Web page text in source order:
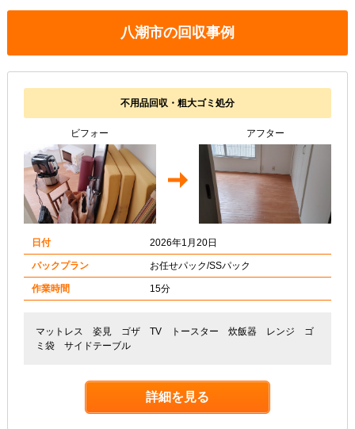
八潮市の回収事例
不用品回収・粗大ゴミ処分
ビフォー アフター
日付 2026年1月20日
パックプラン お任せパック/SSパック
作業時間 15分
マットレス 姿見 ゴザ TV トースター 炊飯器 レンジ ゴ
ミ袋 サイドテーブル
詳細を見る